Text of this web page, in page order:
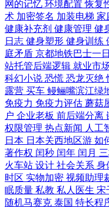
网的记忆 环境配置恢复
术 加密签名 加装电梯 家
健康补充剂 健康管理 健
日志 健身塑形 健身训练
庭矛盾 京都地铁巴士一
站托管后端逻辑 就业市
科幻小说 恐慌 恐龙灭绝
露营 买车 鳗鲡嘴滨江绿
免疫力 免疫力评估 蘑菇
户 企业老板 前后端分离
权限管理 热点新闻 人工
日本 日本关西地区游 如
著作权 闰秒 闰年 闰月
火车站 设计 社会关系 身
时区 实物加密 视频助理
眠质量 私教 私人医生 宋
随机马赛克 泰国 特长程